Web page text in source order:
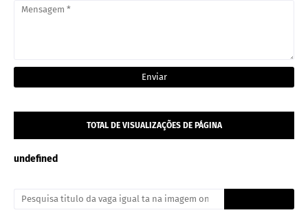
TOTAL DE VISUALIZAÇÕES DE PÁGINA
undefned